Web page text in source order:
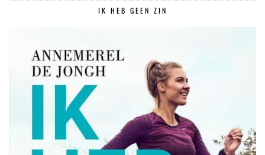
IK HEB GEEN ZIN